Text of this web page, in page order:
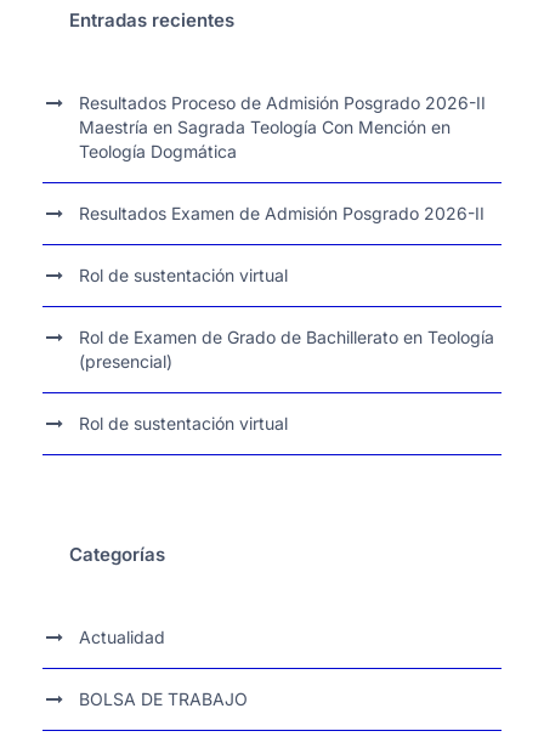
Entradas recientes
Resultados Proceso de Admisión Posgrado 2026-II
Maestría en Sagrada Teología Con Mención en
Teología Dogmática
Resultados Examen de Admisión Posgrado 2026-II
Rol de sustentación virtual
Rol de Examen de Grado de Bachillerato en Teología
(presencial)
Rol de sustentación virtual
Categorías
Actualidad
BOLSA DE TRABAJO